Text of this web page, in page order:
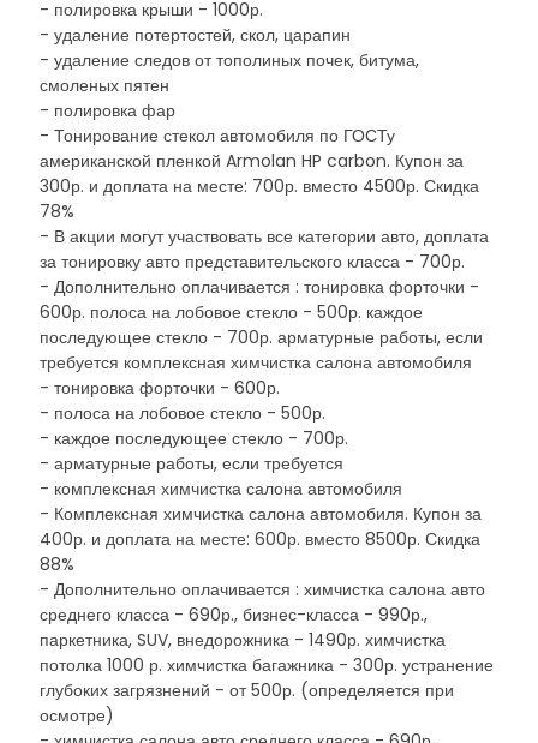
- полировка крыши - 1000р.
- удаление потертостей, скол, царапин
- удаление следов от тополиных почек, битума,
смоленых пятен
- полировка фар
- Тонирование стекол автомобиля по ГОСТу
американской пленкой Armolan HP carbon. Купон за
300р. и доплата на месте: 700р. вместо 4500р. Скидка
78%
- В акции могут участвовать все категории авто, доплата
за тонировку авто представительского класса - 700р.
- Дополнительно оплачивается : тонировка форточки -
600р. полоса на лобовое стекло - 500р. каждое
последующее стекло - 700р. арматурные работы, если
требуется комплексная химчистка салона автомобиля
- тонировка форточки - 600р.
- полоса на лобовое стекло - 500р.
- каждое последующее стекло - 700р.
- арматурные работы, если требуется
- комплексная химчистка салона автомобиля
- Комплексная химчистка салона автомобиля. Купон за
400р. и доплата на месте: 600р. вместо 8500р. Скидка
88%
- Дополнительно оплачивается : химчистка салона авто
среднего класса - 690р., бизнес-класса - 990р.,
паркетника, SUV, внедорожника - 1490р. химчистка
потолка 1000 р. химчистка багажника - 300р. устранение
глубоких загрязнений - от 500р. (определяется при
осмотре)